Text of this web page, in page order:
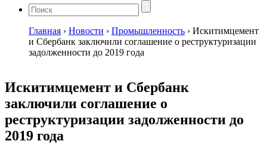
Главная › Новости › Промышленность › Искитимцемент
и Сбербанк заключили соглашение о реструктуризации
задолженности до 2019 года
Искитимцемент и Сбербанк
заключили соглашение о
реструктуризации задолженности до
2019 года